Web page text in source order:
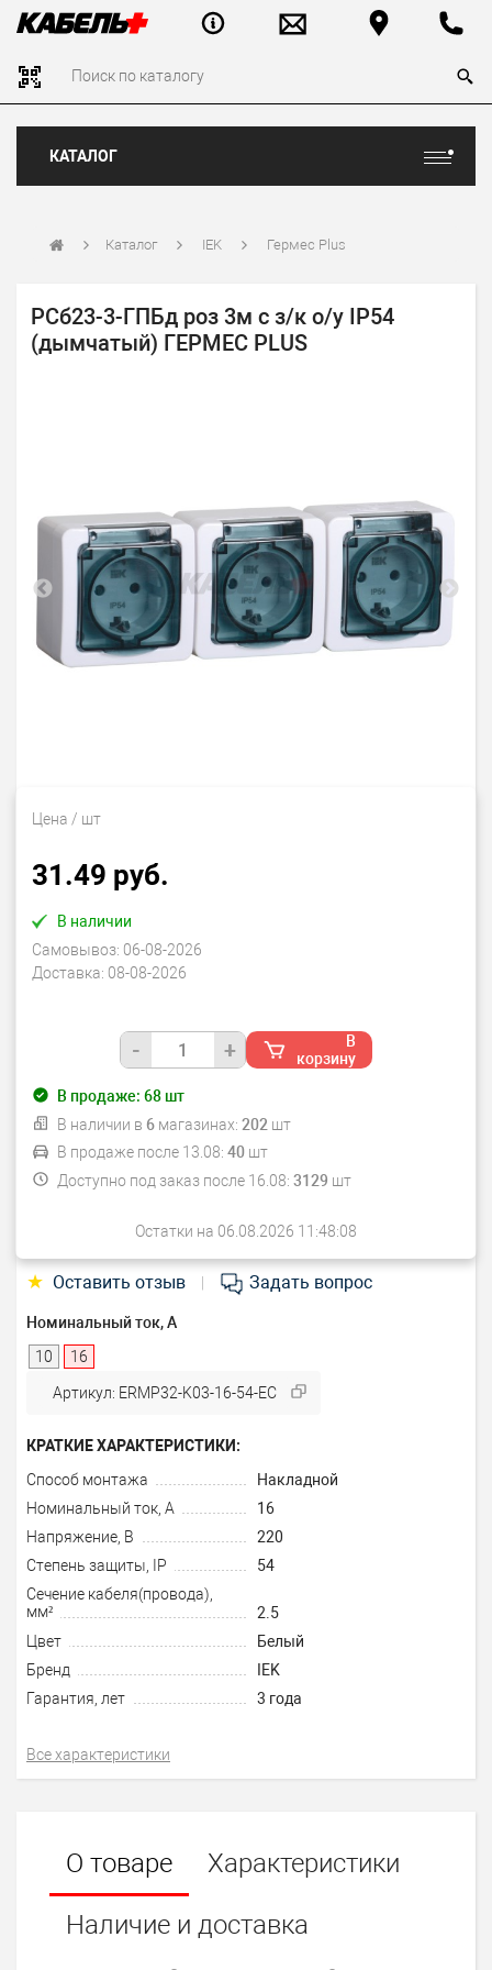
КАТАЛОГ
Каталог IEK Гермес Plus
РСб23-3-ГПБд роз 3м с з/к о/у IP54
(дымчатый) ГЕРМЕС PLUS
Цена / шт
31.49 руб.
В наличии
Самовывоз: 06-08-2026
Доставка: 08-08-2026
- +
В
корзину
В продаже: 68шт
В наличии в 6 магазинах: 202 шт
В продаже после 13.08: 40шт
Доступно под заказ после 16.08: 3129 шт
Остатки на 06.08.2026 11:48:08
★ Оставить отзыв Задать вопрос
Номинальный ток, А
10
16
Артикул: ERMP32-K03-16-54-EC
КРАТКИЕ ХАРАКТЕРИСТИКИ:
Способ монтажа
Накладной
Номинальный ток, А
16
Напряжение, В
220
Степень защиты, IP
54
Сечение кабеля(провода),
мм²
2.5
Цвет
Белый
Бренд
IEK
Гарантия, лет
3 года
Все характеристики
О товаре
Характеристики
Наличие и доставка